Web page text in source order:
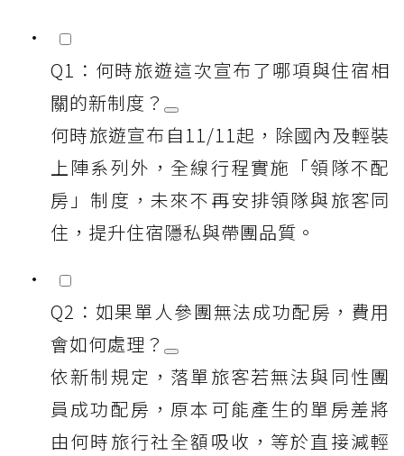
Q1：何時旅遊這次宣布了哪項與住宿相
關的新制度？
何時旅遊宣布自11/11起，除國內及輕裝
上陣系列外，全線行程實施「領隊不配
房」制度，未來不再安排領隊與旅客同
住，提升住宿隱私與帶團品質。
Q2：如果單人參團無法成功配房，費用
會如何處理？
依新制規定，落單旅客若無法與同性團
員成功配房，原本可能產生的單房差將
由何時旅行社全額吸收，等於直接減輕